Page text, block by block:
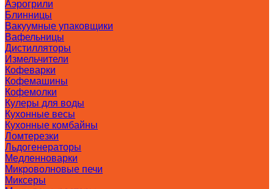
Аэрогрили
Блинницы
Вакуумные упаковщики
Вафельницы
Дистилляторы
Измельчители
Кофеварки
Кофемашины
Кофемолки
Кулеры для воды
Кухонные весы
Кухонные комбайны
Ломтерезки
Льдогенераторы
Медленноварки
Микроволновые печи
Миксеры